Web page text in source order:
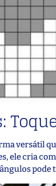
versátil
ele cria